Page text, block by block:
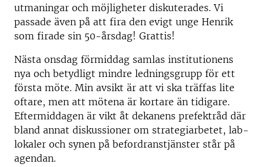
utmaningar och möjligheter diskuterades. Vi
passade även på att fira den evigt unge Henrik
som firade sin 50-årsdag! Grattis!
Nästa onsdag förmiddag samlas institutionens
nya och betydligt mindre ledningsgrupp för ett
första möte. Min avsikt är att vi ska träffas lite
oftare, men att mötena är kortare än tidigare.
Eftermiddagen är vikt åt dekanens prefektråd där
bland annat diskussioner om strategiarbetet, lab-
lokaler och synen på befordranstjänster står på
agendan.